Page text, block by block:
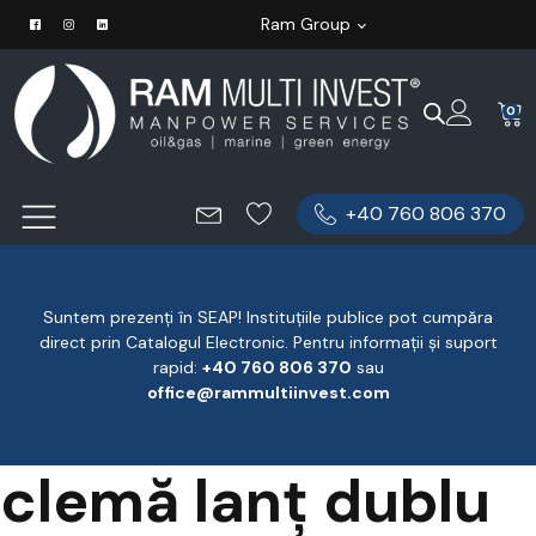
Ram Group
0
+40 760 806 370
Suntem prezenți în SEAP! Instituțiile publice pot cumpăra
direct prin Catalogul Electronic. Pentru informații și suport
rapid: ‪+40 760 806 370 ‬ sau
office@rammultiinvest.com
clemă lanț dublu